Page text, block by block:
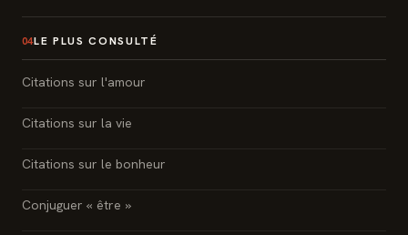
04LE PLUS CONSULTÉ
Citations sur l'amour
Citations sur la vie
Citations sur le bonheur
Conjuguer « être »